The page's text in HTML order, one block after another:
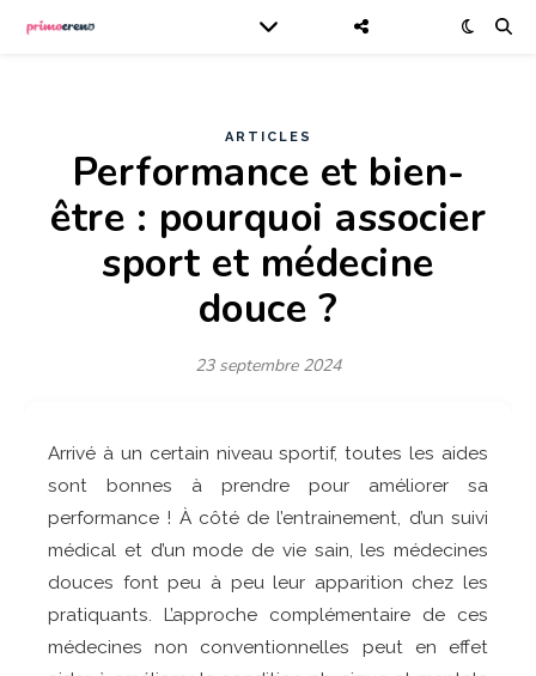
ARTICLES
Performance et bien-
être : pourquoi associer
sport et médecine
douce ?
23 septembre 2024
Arrivé à un certain niveau sportif, toutes les aides
sont bonnes à prendre pour améliorer sa
performance ! À côté de l’entrainement, d’un suivi
médical et d’un mode de vie sain, les médecines
douces font peu à peu leur apparition chez les
pratiquants. L’approche complémentaire de ces
médecines non conventionnelles peut en effet